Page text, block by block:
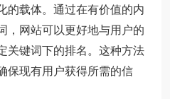
载体。通过在有价值的内
，网站可以更好地与用户的
关键词下的排名。这种方法
保现有用户获得所需的信